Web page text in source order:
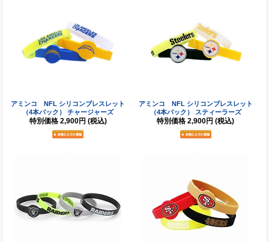
アミンコ NFL シリコンブレスレット
（4本パック） チャージャーズ
特別価格 2,900円 (税込)
アミンコ NFL シリコンブレスレット
（4本パック） スティーラーズ
特別価格 2,900円 (税込)